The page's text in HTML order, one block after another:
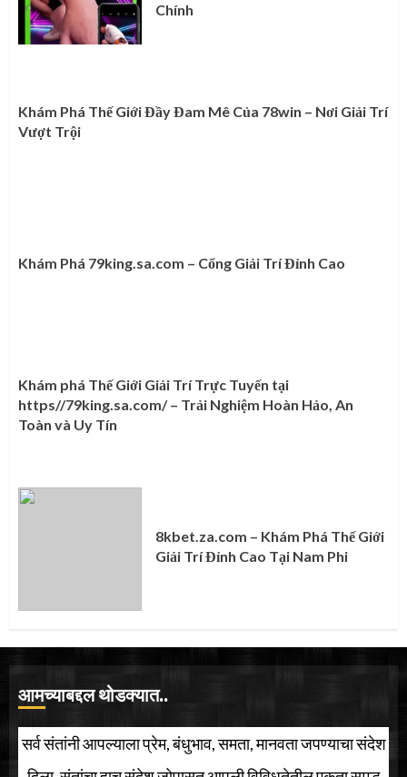
Chính
Khám Phá Thế Giới Đầy Đam Mê Của 78win – Nơi Giải Trí
Vượt Trội
Khám Phá 79king.sa.com – Cổng Giải Trí Đỉnh Cao
Khám phá Thế Giới Giải Trí Trực Tuyến tại
https//79king.sa.com/ – Trải Nghiệm Hoàn Hảo, An
Toàn và Uy Tín
8kbet.za.com – Khám Phá Thế Giới
Giải Trí Đỉnh Cao Tại Nam Phi
आमच्याबद्दल थोडक्यात..
सर्व संतांनी आपल्याला प्रेम, बंधुभाव, समता, मानवता जपण्याचा संदेश